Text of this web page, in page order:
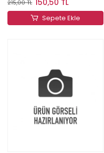
215,00 TL 150,50 TL
Sepete Ekle